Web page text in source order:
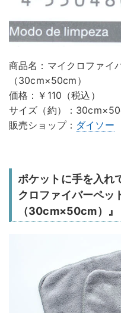
商品名：マイクロファイ
（30cm×50cm）
価格：￥110（税込）
サイズ（約）：
販売ショップ： ダイソー
ポケットに手を入れ
クロファイバーペッ
（30cm×50cm）』